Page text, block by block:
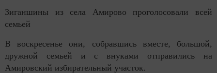
Зиганшины из села Амирово проголосовали всей
семьей
В воскресенье они, собравшись вместе, большой,
дружной семьей и с внуками отправились на
Амировский избирательный участок.